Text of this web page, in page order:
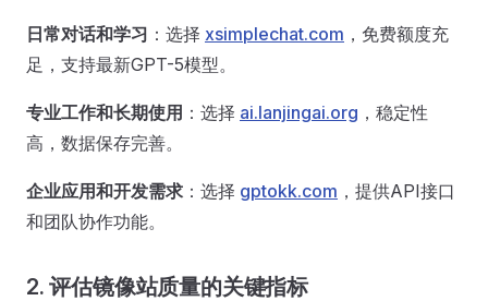
日常对话和学习 ：选择 xsimplechat.com ，免费额度充
足，支持最新GPT-5模型。
专业工作和长期使用 ：选择 ai.lanjingai.org ，稳定性
高，数据保存完善。
企业应用和开发需求 ：选择 gptokk.com ，提供API接口
和团队协作功能。
2. 评估镜像站质量的关键指标